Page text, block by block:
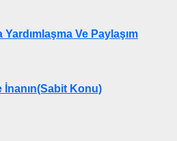
Ve Paylaşım
İnanın(Sabit Konu)